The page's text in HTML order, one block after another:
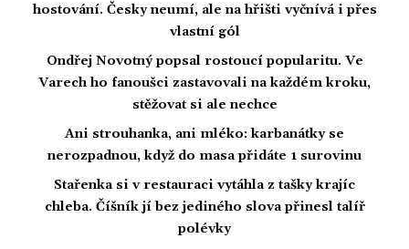
hostování. Česky neumí, ale na hřišti vyčnívá i přes
vlastní gól
Ondřej Novotný popsal rostoucí popularitu. Ve
Varech ho fanoušci zastavovali na každém kroku,
stěžovat si ale nechce
Ani strouhanka, ani mléko: karbanátky se
nerozpadnou, když do masa přidáte 1 surovinu
Stařenka si v restauraci vytáhla z tašky krajíc
chleba. Číšník jí bez jediného slova přinesl talíř
polévky